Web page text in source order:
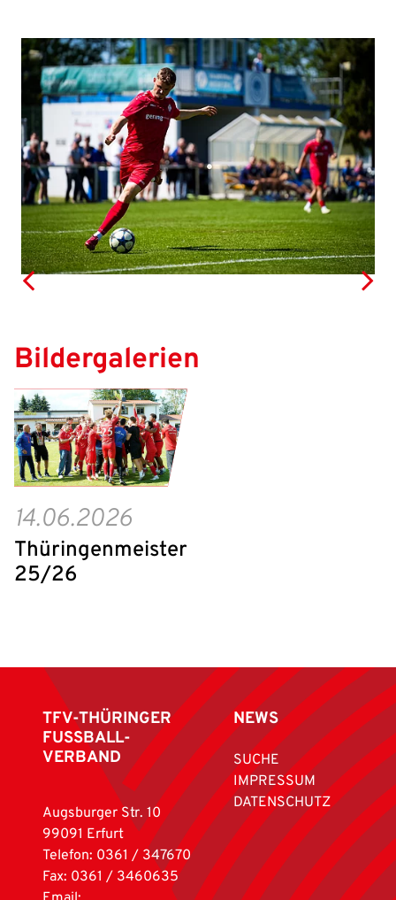
Previous Next
Bildergalerien
14.06.2026
Thüringenmeister
25/26
TFV-THÜRINGER
FUSSBALL-
VERBAND
Augsburger Str. 10
99091 Erfurt
Telefon: 0361 / 347670
Fax: 0361 / 3460635
NEWS
SUCHE
IMPRESSUM
DATENSCHUTZ
WEBSITE DURCHSUCHEN
IHRE LESEZEICHEN
Aktuelle Seite als Lesezeichen speichern
Benutzeranmeldung
Bitte geben Sie Ihren Benutzernamen und Ihr Passwort ein, um
sich an der Website anzumelden.
Anmelden
Benutzername:
Passwort: